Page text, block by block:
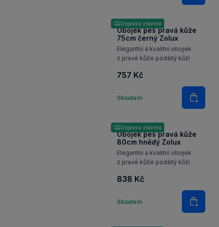
Doprava zdarma
Obojek pes pravá kůže
75cm černý Zolux
Elegantní a kvalitní obojek
z pravé kůže podšitý kůží
757 Kč
Skladem
Množství
Do
Doprava zdarma
Obojek pes pravá kůže
80cm hnědý Zolux
Elegantní a kvalitní obojek
z pravé kůže podšitý kůží
838 Kč
Skladem
Množství
Do